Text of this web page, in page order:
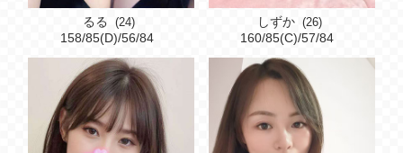
るる (24)
158/85(D)/56/84
しずか (26)
160/85(C)/57/84